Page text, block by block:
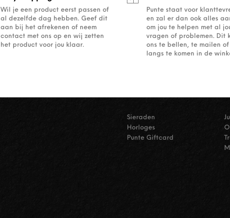
Wil je een product eerst passen of
al dezelfde dag hebben. Geef dit
aan bij het afrekenen of neem
contact met ons op en wij zetten
het product voor jou klaar.
Punte staat voor
en zal er dan ook alles
om jou te helpen met al
vragen of problemen. Dit
ons te bellen, te mailen
langs te komen in de
Sieraden
Horloges
Punte Giftcard